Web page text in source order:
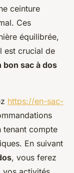
ceinture
Ces
équilibrée,
est crucial de
sac à dos
https://en-sac-
tenant compte
En suivant
, vous ferez